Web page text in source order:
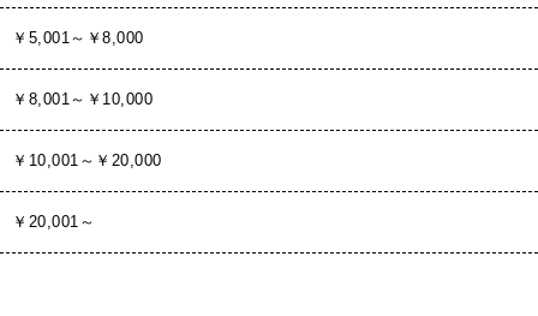
￥5,001～￥8,000
￥8,001～￥10,000
￥10,001～￥20,000
￥20,001～